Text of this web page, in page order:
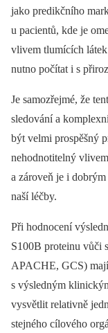
jako predikčního
u pacientů, kde je
vlivem tlumících
nutno počítat i s
Je samozřejmé, že
sledování a
být velmi prospěšný
nehodnotitelný
a zároveň je i
naší léčby.
Při hodnocení
S100B proteinu vůči
APACHE, GCS)
s výsledným
vysvětlit relativně
stejného cílového